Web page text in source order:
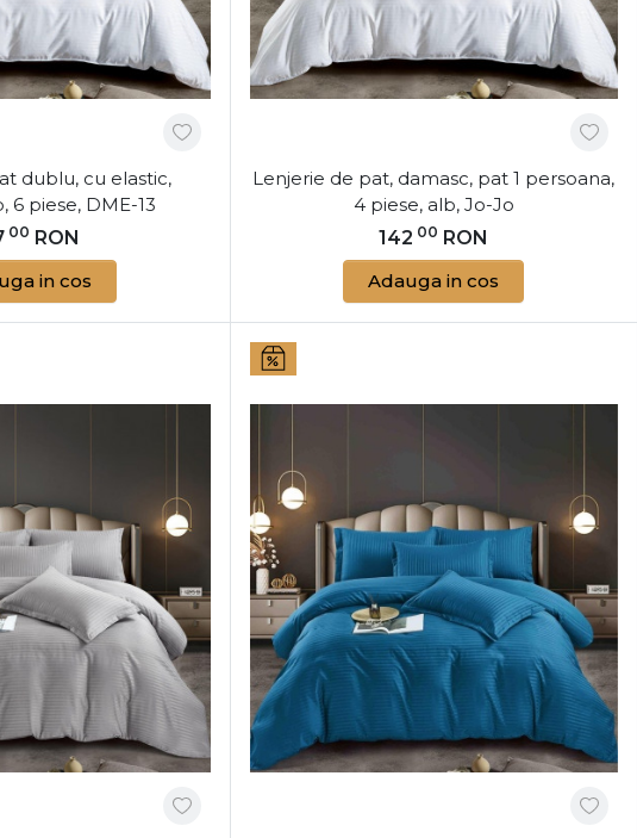
Cum Să Alegi Lenjeria de Damasc
Atunci când alegi olenjerie de pat din damasc, este
pentru a te asigura că faci cea mai bună alegere
1. Alege Dimensiunea Corectă
Lenjeriile din damasc sunt disponibile în diverse
cât și pentru paturi king-size. Alege dimensiunea
să se potrivească perfect și să ofere un aspect îngrijit.
disponibile pe site pentru a completa setul de lenjerie
2. Selectează Culoarea și Designul Preferat
Lenjeriile din damasc sunt disponibile într-o gamă
neutre la tonuri vibrante, adaptabile oricărui stil
plus de lumină și stil dormitorului.
3. Întreținerea Corectă a Lenjeriilor din
Lenjeriile de pat din damasc sunt ușor de întreținut,
pentru o perioadă cât mai lungă, este recomandat să
asemenea, uscarea naturală ajută la păstrarea calității
redă luciul specific damascului.
Răsfață-te cu Eleganța Lenjeriilor din
LaAlmaCasa.ro, găsești lenjerii din damasc care
lux. Alege dintr-o varietate de modele și bucură-te
dublu, cu elastic,
6 piese, DME-13
00 RON
in cos
Lenjerie de pat, damasc, pat 1 persoana,
4 piese, alb, Jo-Jo
142 00 RON
Adauga in cos